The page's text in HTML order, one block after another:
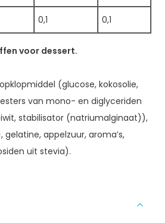
0,1 0,1
voor dessert.
(glucose, kokosolie,
van mono- en diglyceriden
stabilisator (natriumalginaat)),
appelzuur, aroma’s,
uit stevia).